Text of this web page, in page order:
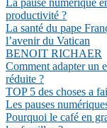
La pause numérique
productivité ?
La santé du pape
l’avenir du Vatican
BENOIT RICHAER
Comment adapter un
réduite ?
TOP 5 des choses a
Les pauses
Pourquoi le café en